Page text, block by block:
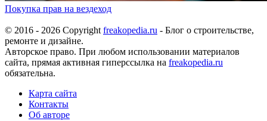
Покупка прав на вездеход
© 2016 - 2026 Copyright freakopedia.ru - Блог о строительстве,
ремонте и дизайне.
Авторское право. При любом использовании материалов
сайта, прямая активная гиперссылка на freakopedia.ru
обязательна.
Карта сайта
Контакты
Об авторе